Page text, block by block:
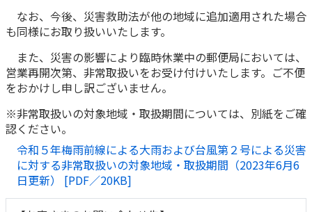
きっかけ・できごとから探す
マイページでできること
新規登録
ログイン
養老保険
定期保険
学資保険
長寿支援保険
お見積りシミュレーション
資料請求
法人のお客さま向け商品一覧
目的から探す
お役立ち情報
かんぽ生命の団体取扱い
法人向け資料請求
お問い合わせ先
かんぽのLifeサポートナビ
保険
医療
お金
子育て
ライフプラン
かんぽ生命について
ご挨拶
経営理念・経営戦略
会社概要
財務情報
株主・投資家のみなさまへ
よくあるご質問
お問い合わせ
サステナビリティ
株主・投資家のみなさまへ
採用情報
なお、今後、災害救助法が他の地域に追加適用された場合
も同様にお取り扱いいたします。
また、災害の影響により臨時休業中の郵便局においては、
営業再開次第、非常取扱いをお受け付けいたします。ご不便
をおかけし申し訳ございません。
※非常取扱いの対象地域・取扱期間については、別紙をご確
認ください。
令和５年梅雨前線による大雨および台風第２号による災害
に対する非常取扱いの対象地域・取扱期間（2023年6月6
日更新） [PDF／20KB]